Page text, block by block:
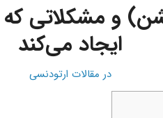
و مشکلاتی
ایجاد می‌کند
در مقالات ارتودنسی